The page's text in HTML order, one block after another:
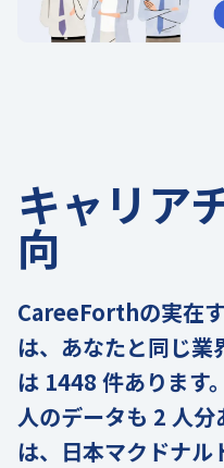
キャリア
向
CareeForthの実在
は、あなたと同じ業
は 1448 件あります
人のデータも 2 人
は、日本マクドナル